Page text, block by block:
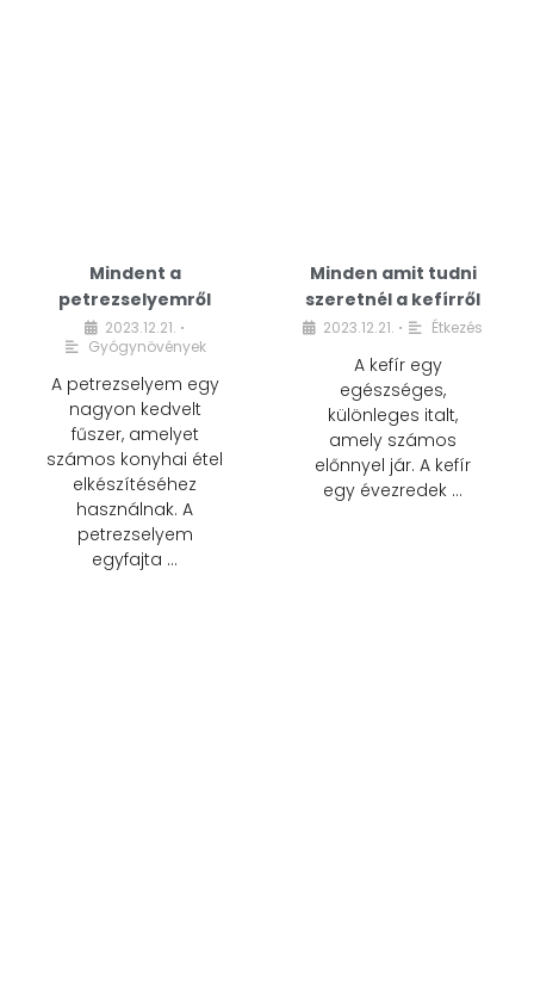
Mindent a
petrezselyemről
2023.12.21. •
Gyógynövények
A petrezselyem egy
nagyon kedvelt
fűszer, amelyet
számos konyhai étel
elkészítéséhez
használnak. A
petrezselyem
egyfajta …
Minden amit tudni
szeretnél a kefírről
2023.12.21. • Étkezés
A kefír egy
egészséges,
különleges italt,
amely számos
előnnyel jár. A kefír
egy évezredek …